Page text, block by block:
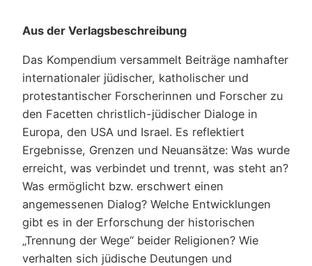
Aus der Verlagsbeschreibung
Das Kompendium versammelt Beiträge namhafter
internationaler jüdischer, katholischer und
protestantischer Forscherinnen und Forscher zu
den Facetten christlich-jüdischer Dialoge in
Europa, den USA und Israel. Es reflektiert
Ergebnisse, Grenzen und Neuansätze: Was wurde
erreicht, was verbindet und trennt, was steht an?
Was ermöglicht bzw. erschwert einen
angemessenen Dialog? Welche Entwicklungen
gibt es in der Erforschung der historischen
„Trennung der Wege“ beider Religionen? Wie
verhalten sich jüdische Deutungen und